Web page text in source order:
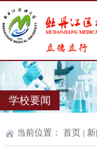
学校要闻
当前位置： 首页|